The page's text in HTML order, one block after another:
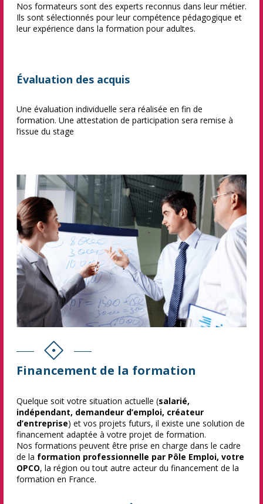
Nos formateurs sont des experts reconnus dans leur métier.
Ils sont sélectionnés pour leur compétence pédagogique et
leur expérience dans la formation pour adultes.
Évaluation des acquis
Une évaluation individuelle sera réalisée en fin de
formation. Une attestation de participation sera remise à
l’issue du stage
Financement de la formation
Quelque soit votre situation actuelle (salarié,
indépendant, demandeur d’emploi, créateur
d’entreprise) et vos projets futurs, il existe une solution de
financement adaptée à votre projet de formation.
Nos formations peuvent être prise en charge dans le cadre
de la formation professionnelle par Pôle Emploi, votre
OPCO, la région ou tout autre acteur du financement de la
formation en France.